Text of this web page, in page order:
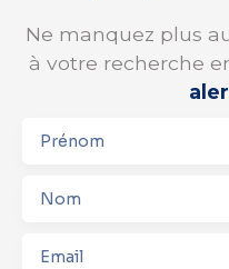
Ne manquez plus
à votre recherche
Prénom
Nom
Email